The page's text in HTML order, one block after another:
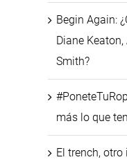
Begin Again:
Diane
Smith?
más lo que
El trench,